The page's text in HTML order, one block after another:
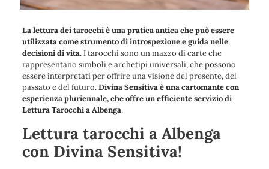
La lettura dei tarocchi è una pratica antica che può essere
utilizzata come strumento di introspezione e guida nelle
decisioni di vita. I tarocchi sono un mazzo di carte che
rappresentano simboli e archetipi universali, che possono
essere interpretati per offrire una visione del presente, del
passato e del futuro.Divina Sensitiva è una cartomante con
esperienza pluriennale, che offre un efficiente servizio di
Lettura Tarocchi a Albenga.
Lettura tarocchi a Albenga
con Divina Sensitiva!